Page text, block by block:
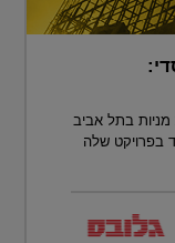
בתל אביב
בפרויקט שלה